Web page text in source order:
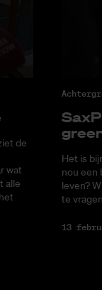
de
wat
alle
Het is
nou een
leven?
te
13